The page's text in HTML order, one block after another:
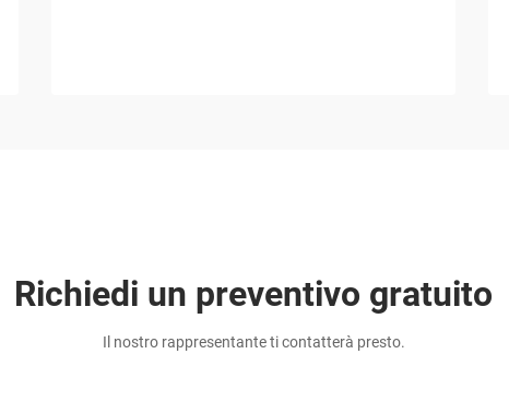
Richiedi un preventivo gratuito
Il nostro rappresentante ti contatterà presto.